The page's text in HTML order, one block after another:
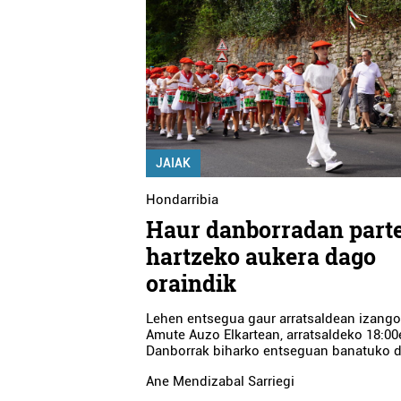
JAIAK
Hondarribia
Haur danborradan
hartzeko aukera dago
oraindik
Lehen entsegua gaur arratsaldean
Amute Auzo Elkartean, arratsaldeko
Danborrak biharko entseguan banatuko
Ane Mendizabal Sarriegi